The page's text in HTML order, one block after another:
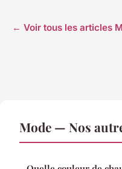
← Voir tous les articles
Mode — Nos